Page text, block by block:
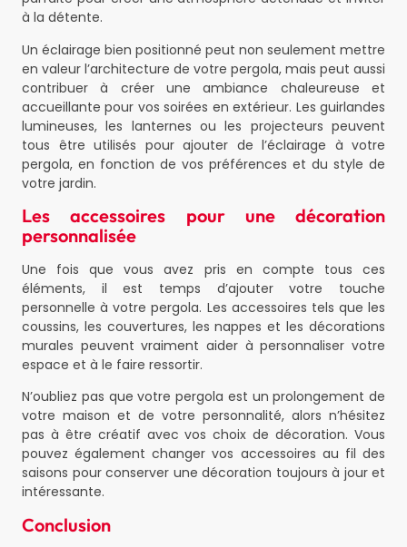
à la détente.
Un éclairage bien positionné peut non seulement mettre
en valeur l’architecture de votre pergola, mais peut aussi
contribuer à créer une ambiance chaleureuse et
accueillante pour vos soirées en extérieur. Les guirlandes
lumineuses, les lanternes ou les projecteurs peuvent
tous être utilisés pour ajouter de l’éclairage à votre
pergola, en fonction de vos préférences et du style de
votre jardin.
Les accessoires pour une décoration
personnalisée
Une fois que vous avez pris en compte tous ces
éléments, il est temps d’ajouter votre touche
personnelle à votre pergola. Les accessoires tels que les
coussins, les couvertures, les nappes et les décorations
murales peuvent vraiment aider à personnaliser votre
espace et à le faire ressortir.
N’oubliez pas que votre pergola est un prolongement de
votre maison et de votre personnalité, alors n’hésitez
pas à être créatif avec vos choix de décoration. Vous
pouvez également changer vos accessoires au fil des
saisons pour conserver une décoration toujours à jour et
intéressante.
Conclusion